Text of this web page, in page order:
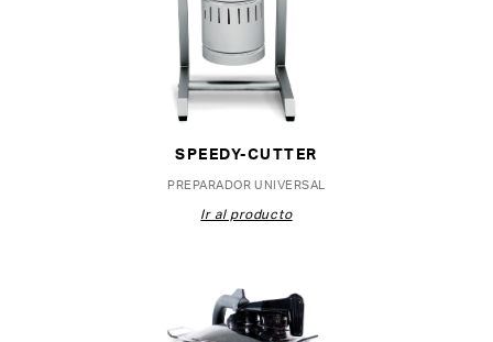
SPEEDY-CUTTER
PREPARADOR UNIVERSAL
Ir al producto